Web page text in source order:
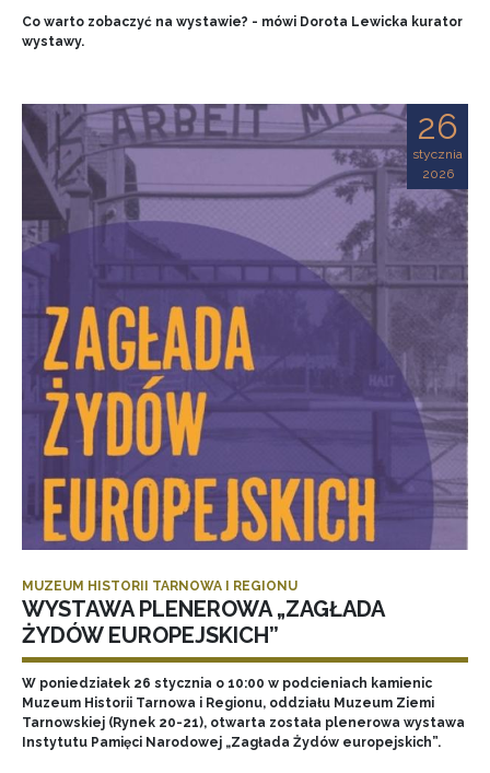
Co warto zobaczyć na wystawie? - mówi Dorota Lewicka kurator
wystawy.
26
stycznia
2026
MUZEUM HISTORII TARNOWA I REGIONU
WYSTAWA PLENEROWA „ZAGŁADA
ŻYDÓW EUROPEJSKICH”
W poniedziałek 26 stycznia o 10:00 w podcieniach kamienic
Muzeum Historii Tarnowa i Regionu, oddziału Muzeum Ziemi
Tarnowskiej (Rynek 20-21), otwarta została plenerowa wystawa
Instytutu Pamięci Narodowej „Zagłada Żydów europejskich”.